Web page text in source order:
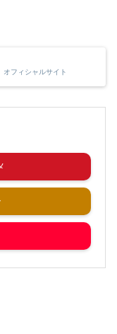
オフィシャルサイト